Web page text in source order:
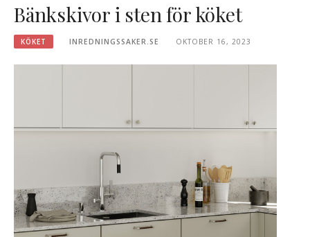
Bänkskivor i sten för köket
KÖKET INREDNINGSSAKER.SE OKTOBER 16, 2023